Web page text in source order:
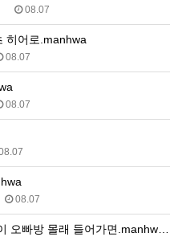
08.07
히어로.manhwa
08.07
08.07
08.07
오빠방 몰래 들어가면.manhw…